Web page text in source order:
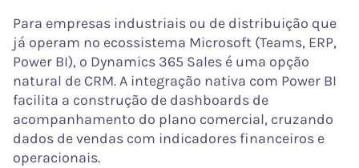
Para empresas industriais ou de distribuição que
já operam no ecossistema Microsoft (Teams, ERP,
Power BI), o Dynamics 365 Sales é uma opção
natural de CRM. A integração nativa com Power BI
facilita a construção de dashboards de
acompanhamento do plano comercial, cruzando
dados de vendas com indicadores financeiros e
operacionais.